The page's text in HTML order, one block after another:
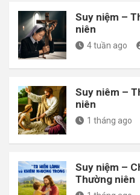
Suy niệm –
niên
4 tuần ago
Suy niêm –
niên
1 tháng ago
Suy niệm –
Thường niên